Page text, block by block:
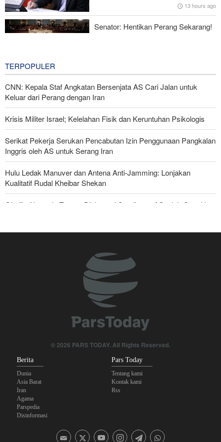
Menhan Pakistan: Persatuan Negara-negara Islam dalam
Melawan Zionis Urgen
13 hours ago
Senator: Hentikan Perang Sekarang!
TERPOPULER
CNN: Kepala Staf Angkatan Bersenjata AS Cari Jalan untuk
Keluar dari Perang dengan Iran
Krisis Militer Israel; Kelelahan Fisik dan Keruntuhan Psikologis
Serikat Pekerja Serukan Pencabutan Izin Penggunaan Pangkalan
Inggris oleh AS untuk Serang Iran
Hulu Ledak Manuver dan Antena Anti-Jamming: Lonjakan
Kualitatif Rudal Kheibar Shekan
Ghalibaf kepada Trump: Diplomasi Sandiwara AS telah Gagal !
dengan Rudal Balistik dan Drone
The Economist: Kesepakatan dengan Iran Opsi Realistis Akhiri
Anggota Kongres AS Khawatirkan Dampak Menipisnya Rudal
Amerika Hadapi Iran© 2026 PARS TODAY. All Rights Reserved.
Berita
Dunia
Asia Barat
Iran
Agama
Parspedia
Disinformasi
Pars Today
Tentang kami
Kontak kami
Rss